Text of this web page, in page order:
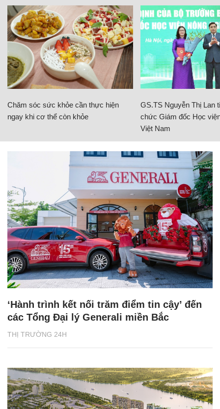
Chăm sóc sức khỏe cần thực hiện
ngay khi cơ thể còn khỏe
GS.TS Nguyễn Thị Lan
chức Giám đốc Học
Việt Nam
THỊ TRƯỜNG 24H
‘Hành trình kết nối trăm điểm tin cậy’ đến
các Tổng Đại lý Generali miền Bắc